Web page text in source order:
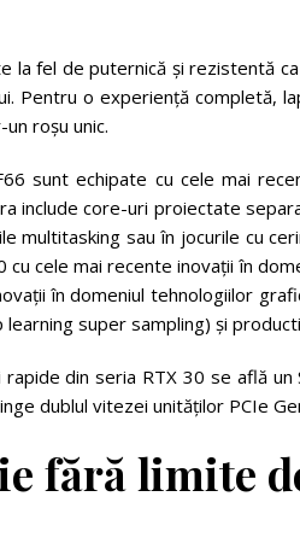
la fel de puternică și rezistentă
Pentru o experiență completă,
roșu unic.
sunt echipate cu cele mai
include core-uri proiectate
multitasking sau în jocurile cu
cu cele mai recente inovații în
în domeniul tehnologiilor
learning super sampling) și
din seria RTX 30 se află
dublul vitezei unităților PCIe
fără limite